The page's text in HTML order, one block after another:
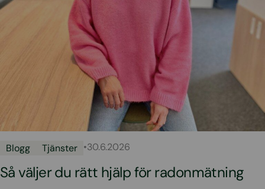
Blogg Tjänster •30.6.2026
Så väljer du rätt hjälp för radonmätning